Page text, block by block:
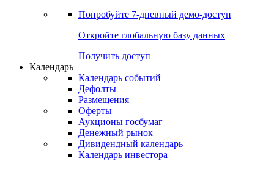
Попробуйте 7-дневный демо-доступ
Откройте глобальную базу данных
Получить доступ
Календарь
Календарь событий
Дефолты
Размещения
Оферты
Аукционы госбумаг
Денежный рынок
Дивидендный календарь
Календарь инвестора